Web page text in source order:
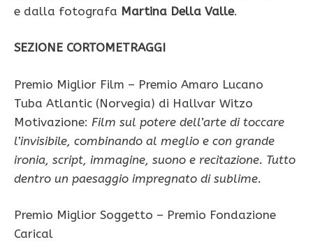
e dalla fotografa Martina Della Valle.
SEZIONE CORTOMETRAGGI
Premio Miglior Film – Premio Amaro Lucano
Tuba Atlantic (Norvegia) di Hallvar Witzo
Motivazione: Film sul potere dell’arte di toccare
l’invisibile, combinando al meglio e con grande
ironia, script, immagine, suono e recitazione. Tutto
dentro un paesaggio impregnato di sublime.
Premio Miglior Soggetto – Premio Fondazione
Carical